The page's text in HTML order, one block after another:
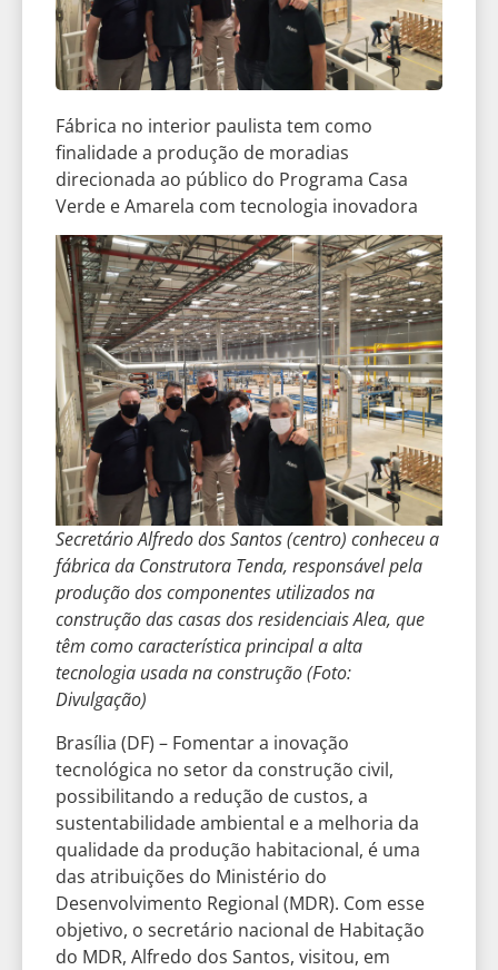
Fábrica no interior paulista tem como
finalidade a produção de moradias
direcionada ao público do Programa Casa
Verde e Amarela com tecnologia inovadora
Secretário Alfredo dos Santos (centro) conheceu a
fábrica da Construtora Tenda, responsável pela
produção dos componentes utilizados na
construção das casas dos residenciais Alea, que
têm como característica principal a alta
tecnologia usada na construção (Foto:
Divulgação)
Brasília (DF) – Fomentar a inovação
tecnológica no setor da construção civil,
possibilitando a redução de custos, a
sustentabilidade ambiental e a melhoria da
qualidade da produção habitacional, é uma
das atribuições do Ministério do
Desenvolvimento Regional (MDR). Com esse
objetivo, o secretário nacional de Habitação
do MDR, Alfredo dos Santos, visitou, em